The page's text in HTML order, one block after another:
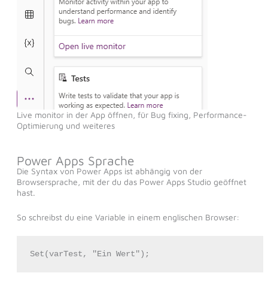
Live monitor in der App öffnen, für Bug fixing, Performance-
Optimierung und weiteres
Power Apps Sprache
Die Syntax von Power Apps ist abhängig von der
Browsersprache, mit der du das Power Apps Studio geöffnet
hast.
So schreibst du eine Variable in einem englischen Browser:
Set(varTest, "Ein Wert");